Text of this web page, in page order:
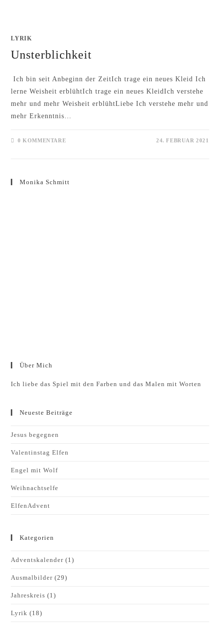
LYRIK
Unsterblichkeit
Ich bin seit Anbeginn der ZeitIch trage ein neues Kleid Ich
lerne Weisheit erblühtIch trage ein neues KleidIch verstehe
mehr und mehr Weisheit erblühtLiebe Ich verstehe mehr und
mehr Erkenntnis…
0 KOMMENTARE 24. FEBRUAR 2021
Monika Schmitt
Über Mich
Ich liebe das Spiel mit den Farben und das Malen mit Worten
Neueste Beiträge
Jesus begegnen
Valentinstag Elfen
Engel mit Wolf
Weihnachtselfe
ElfenAdvent
Kategorien
Adventskalender (1)
Ausmalbilder (29)
Jahreskreis (1)
Lyrik (18)